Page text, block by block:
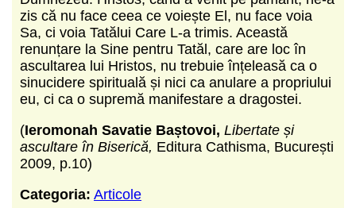
zis că nu face ceea ce voiește El, nu face voia
Sa, ci voia Tatălui Care L-a trimis. Această
renunțare la Sine pentru Tatăl, care are loc în
ascultarea lui Hristos, nu trebuie înțeleasă ca o
sinucidere spirituală și nici ca anulare a propriului
eu, ci ca o supremă manifestare a dragostei.
(Ieromonah Savatie Baștovoi, Libertate și
ascultare în Biserică, Editura Cathisma, București
2009, p.10)
Categoria: Articole